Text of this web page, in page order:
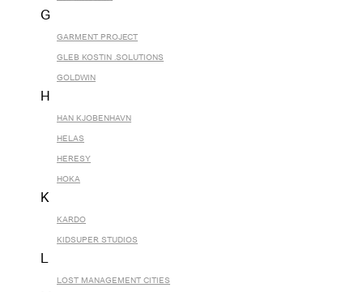
G
GARMENT PROJECT
GLEB KOSTIN .SOLUTIONS
GOLDWIN
H
HAN KJOBENHAVN
HELAS
HERESY
HOKA
K
KARDO
KIDSUPER STUDIOS
L
LOST MANAGEMENT CITIES